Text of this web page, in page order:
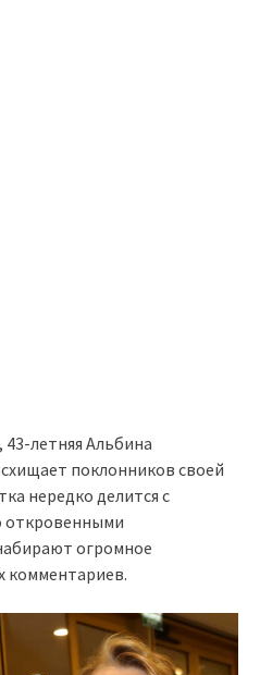
летняя Альбина
поклонников своей
нередко делится с
откровенными
огромное
комментариев.